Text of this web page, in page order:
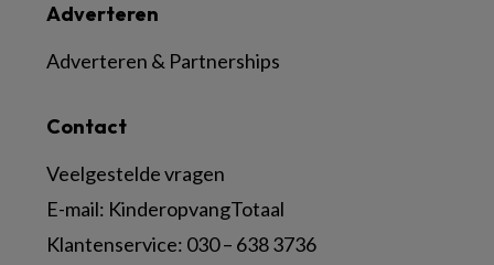
Contact
Veelgestelde vragen
E-mail: KinderopvangTotaal
Klantenservice: 030 – 638 3736
Adverteren
Adverteren & Partnerships